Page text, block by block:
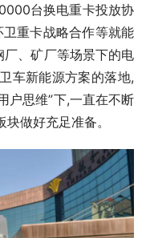
台换电重卡投放协
重卡战略合作等就能
、矿厂等场景下的电
车新能源方案的落地,
户思维”下,一直在不断
做好充足准备。